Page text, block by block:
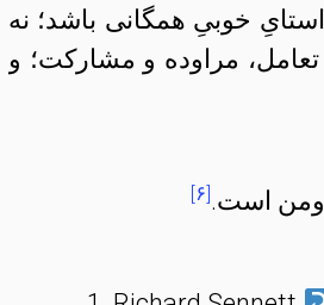
خوبیِ همگانی باشد؛ نه
مراوده و مشارکت؛ و
است.[۶]